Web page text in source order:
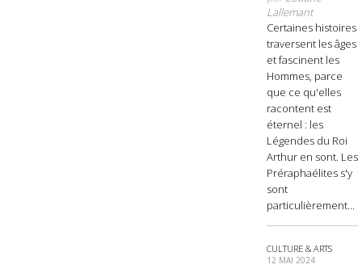
Lallemant
Certaines histoires
traversent les âges
et fascinent les
Hommes, parce
que ce qu'elles
racontent est
éternel : les
Légendes du Roi
Arthur en sont. Les
Préraphaélites s'y
sont
particulièrement...
CULTURE & ARTS
12 MAI 2024